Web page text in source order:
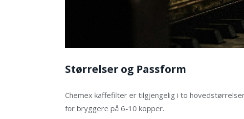
Størrelser og Passform
Chemex kaffefilter er tilgjengelig i to
for bryggere på 6-10 kopper.